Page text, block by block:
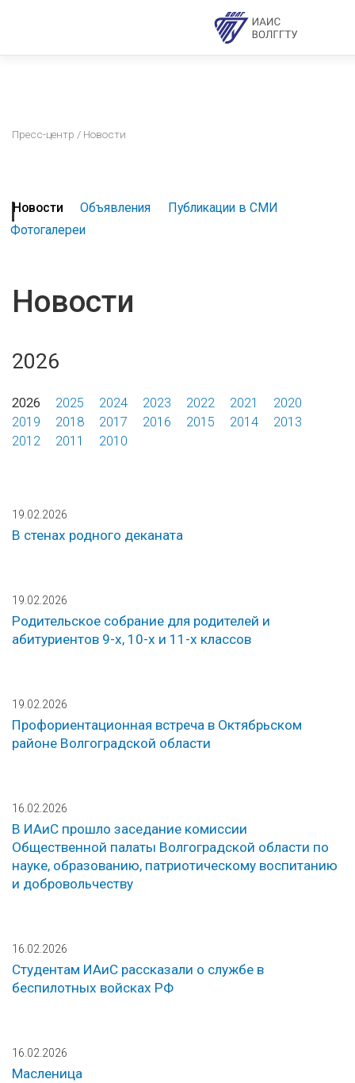
Пресс-центр / Новости
Новости Объявления
Публикации в СМИ
Фотогалереи
Новости
2026
2026 2025 2024 2023 2022 2021
2020
2019
2018 2017 2016 2015 2014
2013
2012
2011 2010
19.02.2026
В стенах родного деканата
19.02.2026
Родительское собрание для родителей и
абитуриентов 9-х, 10-х и 11-х классов
19.02.2026
Профориентационная встреча в Октябрьском
районе Волгоградской области
16.02.2026
В ИАиС прошло заседание комиссии
Общественной палаты Волгоградской области по
науке, образованию, патриотическому воспитанию
и добровольчеству
16.02.2026
Студентам ИАиС рассказали о службе в
беспилотных войсках РФ
16.02.2026
Масленица